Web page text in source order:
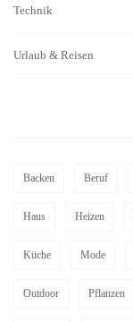
Technik
Urlaub & Reisen
Backen Beruf
Haus Heizen
Küche Mode
Outdoor Pflanzen